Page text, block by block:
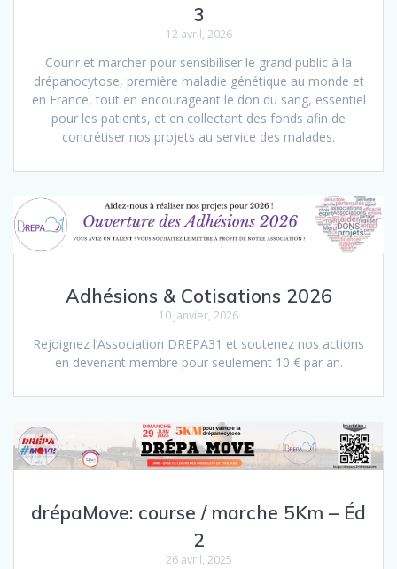
3
12 avril, 2026
Courir et marcher pour sensibiliser le grand public à la
drépanocytose, première maladie génétique au monde et
en France, tout en encourageant le don du sang, essentiel
pour les patients, et en collectant des fonds afin de
concrétiser nos projets au service des malades.
Adhésions & Cotisations 2026
10 janvier, 2026
Rejoignez l’Association DREPA31 et soutenez nos actions
en devenant membre pour seulement 10 € par an.
drépaMove: course / marche 5Km – Éd
2
26 avril, 2025